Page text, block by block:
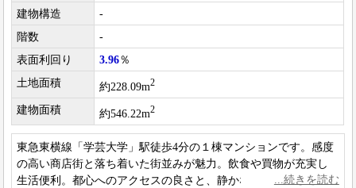
建物構造
-
階数
-
表面利回り
3.96％
土地面積
約228.09m2
建物面積 約546.22m2
東急東横線「学芸大学」駅徒歩4分の１棟マンションです。感度
の高い商店街と落ち着いた街並みが魅力。飲食や買物が充実し
生活便利。都心へのアクセスの良さと、静かな環境で、単身か